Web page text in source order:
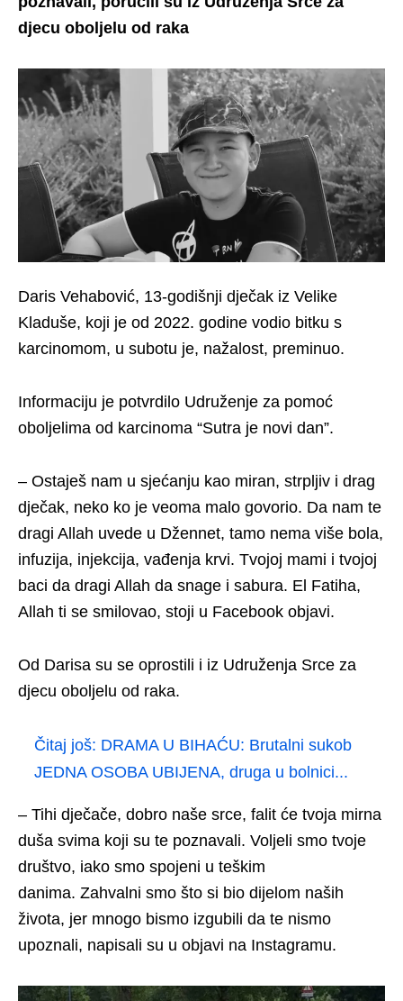
djecu oboljelu od raka
Daris Vehabović, 13-godišnji dječak iz Velike
Kladuše, koji je od 2022. godine vodio bitku s
karcinomom, u subotu je, nažalost, preminuo.
Informaciju je potvrdilo Udruženje za pomoć
oboljelima od karcinoma “Sutra je novi dan”.
– Ostaješ nam u sjećanju kao miran, strpljiv i drag
dječak, neko ko je veoma malo govorio. Da nam te
dragi Allah uvede u Džennet, tamo nema više bola,
infuzija, injekcija, vađenja krvi. Tvojoj mami i tvojoj
baci da dragi Allah da snage i sabura. El Fatiha,
Allah ti se smilovao, stoji u Facebook objavi.
Od Darisa su se oprostili i iz Udruženja Srce za
djecu oboljelu od raka.
Čitaj još: DRAMA U BIHAĆU: Brutalni sukob
JEDNA OSOBA UBIJENA, druga u bolnici...
– Tihi dječače, dobro naše srce, falit će tvoja mirna
duša svima koji su te poznavali. Voljeli smo tvoje
društvo, iako smo spojeni u teškim
danima. Zahvalni smo što si bio dijelom naših
života, jer mnogo bismo izgubili da te nismo
upoznali, napisali su u objavi na Instagramu.